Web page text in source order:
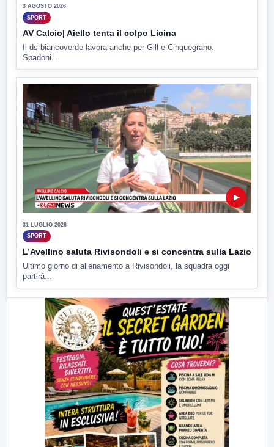
3 AGOSTO 2026
SPORT
AV Calcio| Aiello tenta il colpo Licina
Il ds biancoverde lavora anche per Gill e Cinquegrano.
Spadoni...
▶
31 LUGLIO 2026
SPORT
L’Avellino saluta Rivisondoli e si concentra sulla Lazio
Ultimo giorno di allenamento a Rivisondoli, la squadra oggi
partirà...